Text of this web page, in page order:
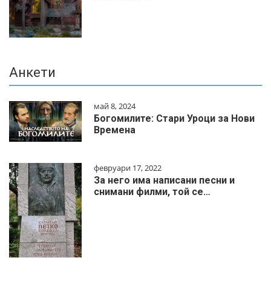
Анкети
май 8, 2024
Богомилите: Стари Уроци за Нови
Времена
февруари 17, 2022
За него има написани песни и
снимани филми, той се…